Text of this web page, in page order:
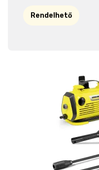
Rendelhető